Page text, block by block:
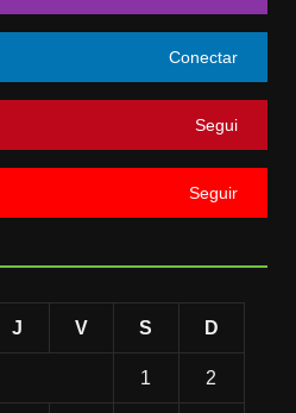
Conectar
Segui
Seguir
J V S D
1 2